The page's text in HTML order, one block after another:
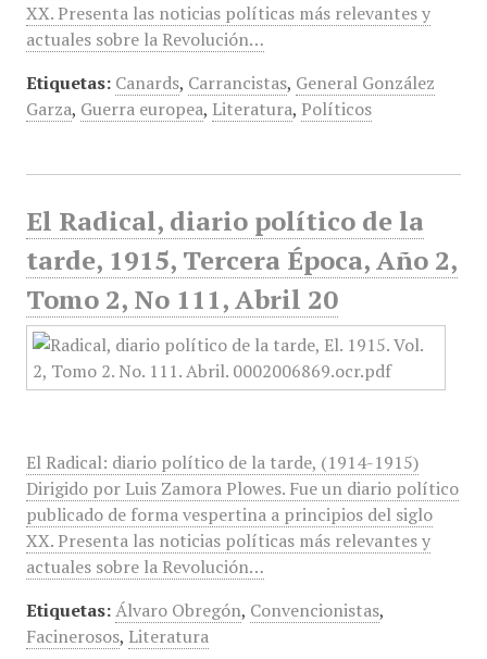
XX. Presenta las noticias políticas más relevantes y
actuales sobre la Revolución…
Etiquetas: Canards, Carrancistas, General González
Garza, Guerra europea, Literatura, Políticos
El Radical, diario político de la
tarde, 1915, Tercera Época, Año 2,
Tomo 2, No 111, Abril 20
El Radical: diario político de la tarde, (1914-1915)
Dirigido por Luis Zamora Plowes. Fue un diario político
publicado de forma vespertina a principios del siglo
XX. Presenta las noticias políticas más relevantes y
actuales sobre la Revolución…
Etiquetas: Álvaro Obregón, Convencionistas,
Facinerosos, Literatura